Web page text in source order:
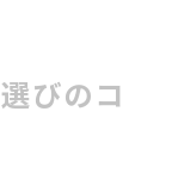
びのコ